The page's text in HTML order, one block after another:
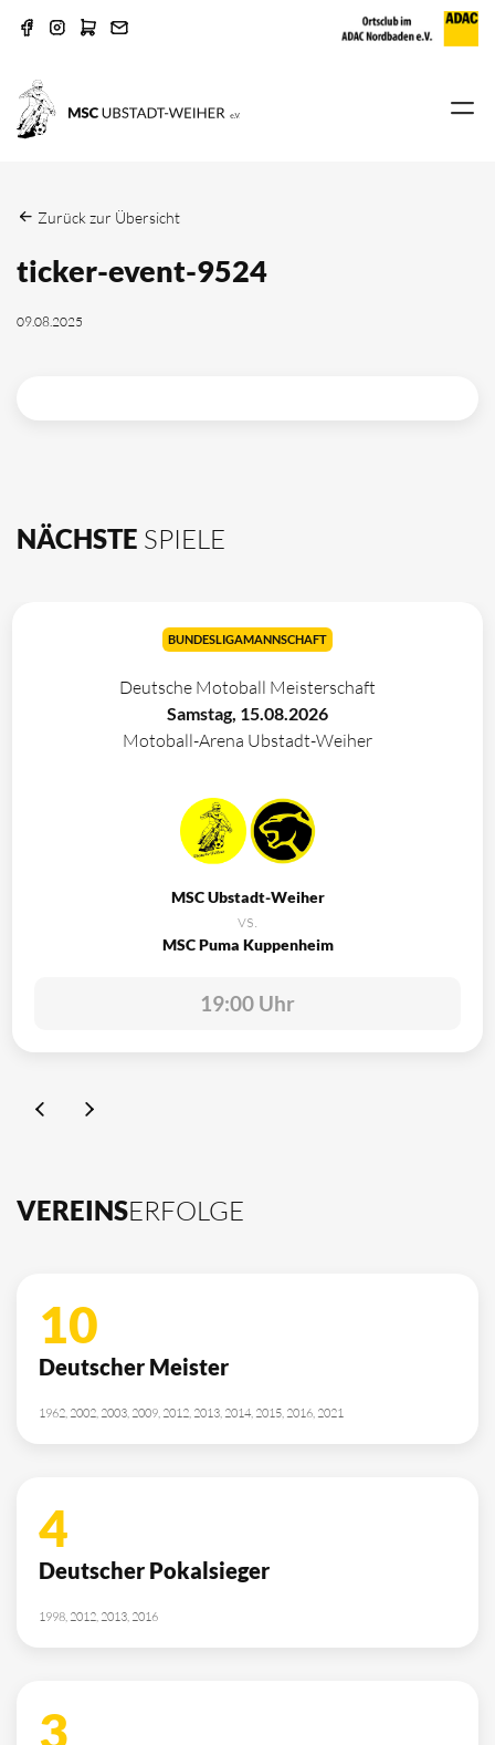
Zurück zur Übersicht
ticker-event-9524
09.08.2025
NÄCHSTE SPIELE
BUNDESLIGAMANNSCHAFT
Deutsche Motoball Meisterschaft
Samstag, 15.08.2026
Motoball-Arena Ubstadt-Weiher
MSC Ubstadt-Weiher
vs.
MSC Puma Kuppenheim
19:00 Uhr
VEREINSERFOLGE
10
Deutscher Meister
1962, 2002, 2003, 2009, 2012, 2013, 2014, 2015, 2016, 2021
4
Deutscher Pokalsieger
1998, 2012, 2013, 2016
3